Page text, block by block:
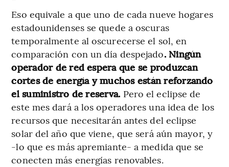
Eso equivale a que uno de cada nueve hogares
estadounidenses se quede a oscuras
temporalmente al oscurecerse el sol, en
comparación con un día despejado. Ningún
operador de red espera que se produzcan
cortes de energía y muchos están reforzando
el suministro de reserva. Pero el eclipse de
este mes dará a los operadores una idea de los
recursos que necesitarán antes del eclipse
solar del año que viene, que será aún mayor, y
-lo que es más apremiante- a medida que se
conecten más energías renovables.